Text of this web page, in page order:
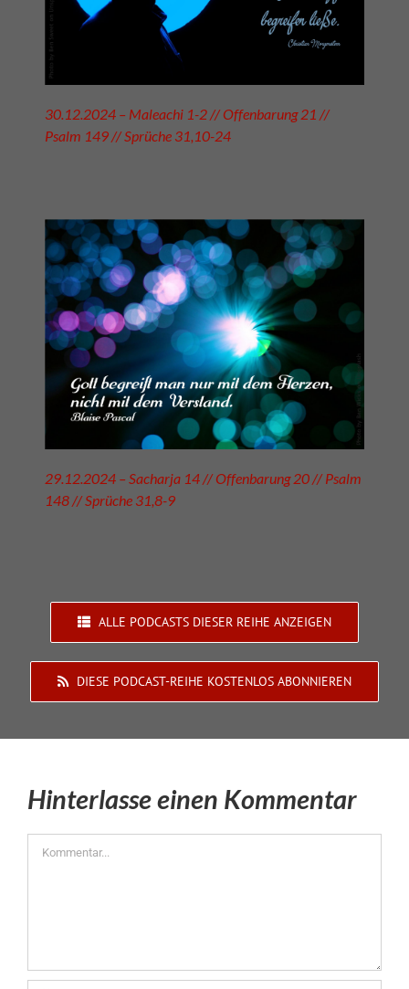
30.12.2024 – Maleachi 1-2 // Offenbarung 21 //
Psalm 149 // Sprüche 31,10-24
29.12.2024 – Sacharja 14 // Offenbarung 20 // Psalm
148 // Sprüche 31,8-9
ALLE PODCASTS DIESER REIHE ANZEIGEN
DIESE PODCAST-REIHE KOSTENLOS ABONNIEREN
Hinterlasse einen Kommentar